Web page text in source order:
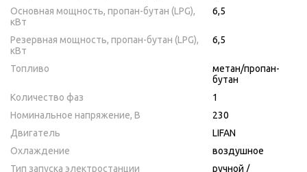
Основная мощность, пропан-бутан (LPG),
кВт
6,5
Резервная мощность, пропан-бутан (LPG),
кВт
6,5
Топливо
метан/пропан-
бутан
Количество фаз
1
Номинальное напряжение, В
230
Двигатель
LIFAN
Охлаждение
воздушное
Тип запуска электростанции
ручной /